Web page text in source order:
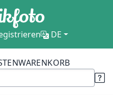
DE
WARENKORB